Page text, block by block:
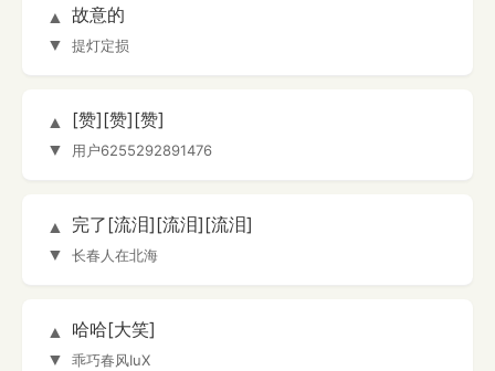
▲
▼
故意的
提灯定损
▲
▼
[赞][赞][赞]
用户6255292891476
▲
▼
完了[流泪][流泪][流泪]
长春人在北海
▲
▼
哈哈[大笑]
乖巧春风IuX